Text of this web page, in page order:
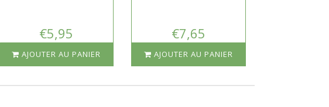
€5,95
AJOUTER AU PANIER
€7,65
AJOUTER AU PANIER